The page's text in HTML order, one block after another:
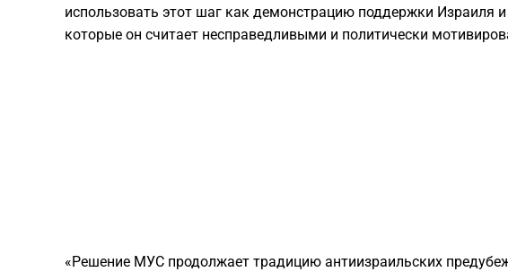
использовать этот шаг как демонстрацию поддержки Израиля
которые он считает несправедливыми и политически
«Решение МУС продолжает традицию антиизраильских